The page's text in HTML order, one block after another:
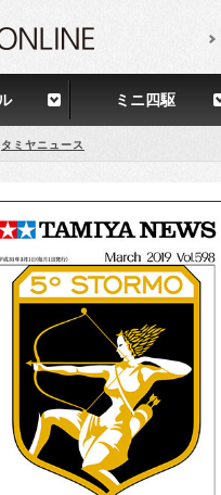
ミニ四駆
タミヤニュース